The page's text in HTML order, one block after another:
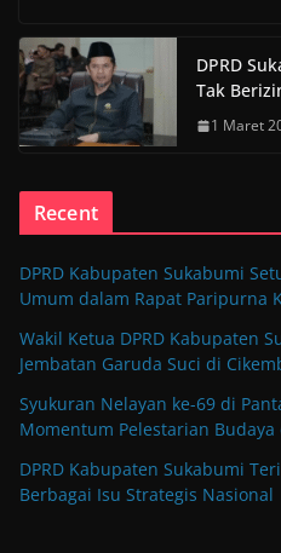
DPRD
Tak
1 Maret
Recent
DPRD Kabupaten Sukabumi
Umum dalam Rapat Paripurna
Wakil Ketua DPRD Kabupaten
Jembatan Garuda Suci di
Syukuran Nelayan ke-69 di
Momentum Pelestarian
DPRD Kabupaten Sukabumi
Berbagai Isu Strategis Nasional